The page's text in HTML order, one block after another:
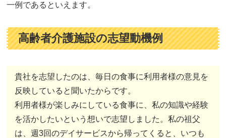
一例であるといえます。
高齢者介護施設の志望動機例
貴社を志望したのは、毎日の食事に利用者様の意見を
反映していると聞いたからです。
利用者様が楽しみにしている食事に、私の知識や経験
を活かしたいという想いで志望しました。私の祖父
は、週3回のデイサービスから帰ってくると、いつも